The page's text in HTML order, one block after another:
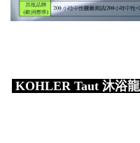
KOHLER Taut 沐浴